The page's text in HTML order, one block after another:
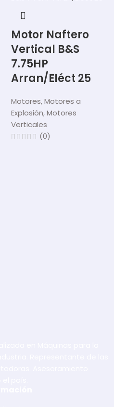
Motor Naftero
Vertical B&S
7.75HP
Arran/Eléct 25
Motores,Motores a
Explosión,Motores
Verticales
(0)